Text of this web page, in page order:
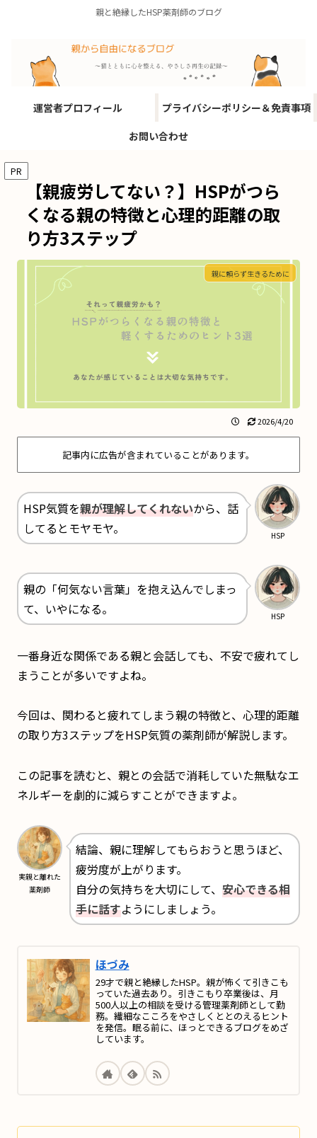
親と絶縁したHSP薬剤師のブログ
運営者プロフィール
プライバシーポリシー＆免責事項
お問い合わせ
PR
【親疲労してない？】HSPがつら
くなる親の特徴と心理的距離の取
り方3ステップ
親に頼らず生きるために
2026/4/20
記事内に広告が含まれていることがあります。
HSP
HSP気質を親が理解してくれないから、話
してるとモヤモヤ。
HSP
親の「何気ない言葉」を抱え込んでしまっ
て、いやになる。
一番身近な関係である親と会話しても、不安で疲れてし
まうことが多いですよね。
今回は、関わると疲れてしまう親の特徴と、心理的距離
の取り方3ステップをHSP気質の薬剤師が解説します。
この記事を読むと、親との会話で消耗していた無駄なエ
ネルギーを劇的に減らすことができますよ。
実親と離れた
薬剤師
結論、親に理解してもらおうと思うほど、
疲労度が上がります。
自分の気持ちを大切にして、 安心できる相
手に話すようにしましょう。
ほづみ
29才で親と絶縁したHSP。親が怖くて引きこも
っていた過去あり。引きこもり卒業後は、月
500人以上の相談を受ける管理薬剤師として勤
務。繊細なこころをやさしくととのえるヒント
を発信。眠る前に、ほっとできるブログをめざ
しています。